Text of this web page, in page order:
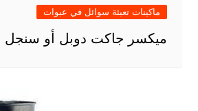
ماكينات تعبئة سوائل في عبوات
ميكسر جاكت دوبل أو سنجل